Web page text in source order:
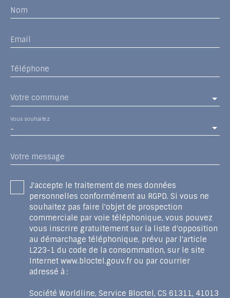
Nom
Email
Téléphone
Votre commune
-
Vous souhaitez
Votre message
J'accepte le traitement de mes données
personnelles conformément au RGPD. Si vous ne
souhaitez pas faire l'objet de prospection
commerciale par voie téléphonique, vous pouvez
vous inscrire gratuitement sur la liste d'opposition
au démarchage téléphonique, prévu par l'article
L223-1 du code de la consommation, sur le site
Internet www.bloctel.gouv.fr ou par courrier
adressé à :
Société Worldline, Service Bloctel, CS 61311, 41013